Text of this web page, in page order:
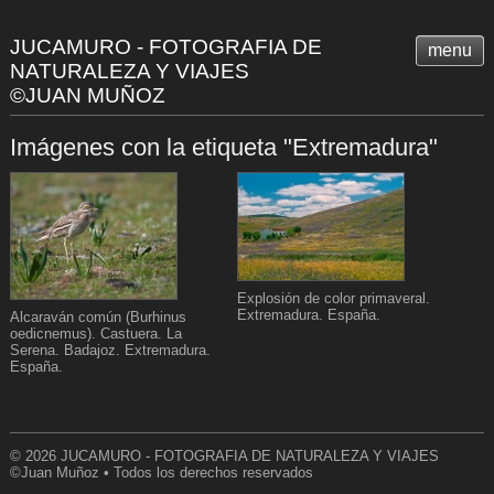
menu
JUCAMURO - FOTOGRAFIA DE
NATURALEZA Y VIAJES
©JUAN MUÑOZ
Imágenes con la etiqueta "Extremadura"
Alcaraván común (Burhinus
oedicnemus). Castuera. La
Serena. Badajoz. Extremadura.
España.
Explosión de color primaveral.
Extremadura. España.
© 2026 JUCAMURO - FOTOGRAFIA DE NATURALEZA Y VIAJES
©Juan Muñoz • Todos los derechos reservados